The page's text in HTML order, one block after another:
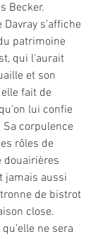
Becker.
s’affiche
patrimoine
qui l’aurait
et son
fait de
lui confie
Sa corpulence
rôles de
douairières
jamais aussi
de bistrot
close.
ne sera